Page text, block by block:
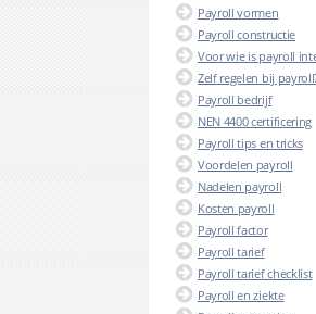
Payroll vormen
Payroll constructie
Voor wie is payroll
Zelf regelen bij
Payroll bedrijf
NEN 4400 certificering
Payroll tips en tricks
Voordelen payroll
Nadelen payroll
Kosten payroll
Payroll factor
Payroll tarief
Payroll tarief checklist
Payroll en ziekte